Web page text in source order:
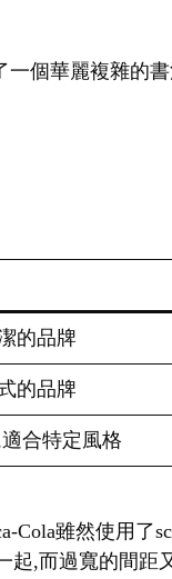
個華麗複雜的
的品牌
的品牌
合特定風格
Cola雖然使用
,而過寬的間距